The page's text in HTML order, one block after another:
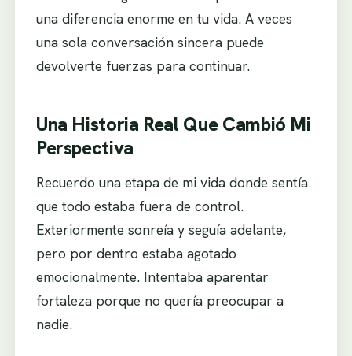
una diferencia enorme en tu vida. A veces
una sola conversación sincera puede
devolverte fuerzas para continuar.
Una Historia Real Que Cambió Mi
Perspectiva
Recuerdo una etapa de mi vida donde sentía
que todo estaba fuera de control.
Exteriormente sonreía y seguía adelante,
pero por dentro estaba agotado
emocionalmente. Intentaba aparentar
fortaleza porque no quería preocupar a
nadie.